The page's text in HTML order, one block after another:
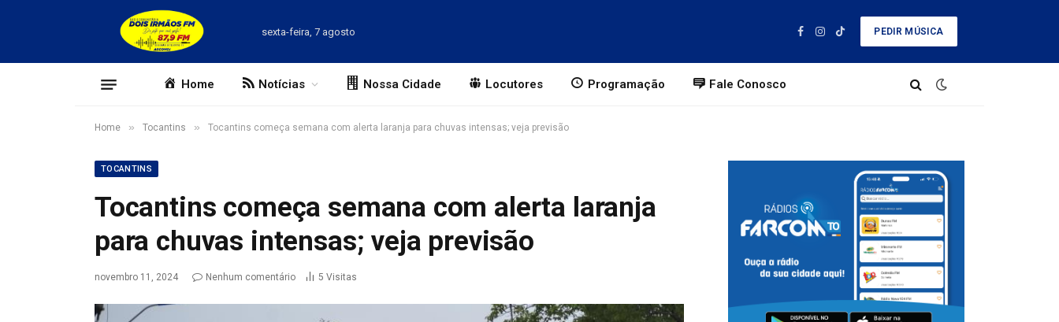
sexta-feira, 7 agosto
Facebook
Instagram
TikTok
PEDIR MÚSICA
Home Notícias Nossa Cidade Locutores Programação Fale Conosco
Home » Tocantins » Tocantins começa semana com alerta laranja para chuvas intensas; veja previsão
TOCANTINS
Tocantins começa semana com alerta laranja
para chuvas intensas; veja previsão
novembro 11, 2024 Nenhum comentário 5 Visitas